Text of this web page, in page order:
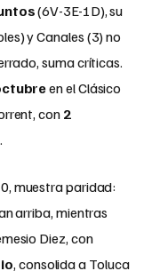
(6V-3E-1D), su
y Canales (3) no
suma críticas.
en el Clásico
con 2
muestra paridad:
arriba, mientras
Diez, con
, consolida a Toluca